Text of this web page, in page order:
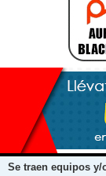
Se traen equipos